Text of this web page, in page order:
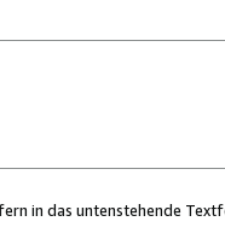
in das untenstehende